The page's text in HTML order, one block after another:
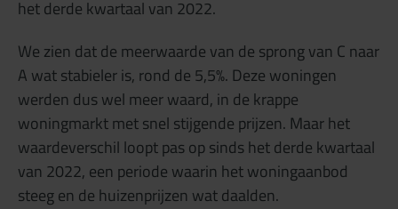
het derde kwartaal van 2022.
We zien dat de meerwaarde van de sprong van C naar
A wat stabieler is, rond de 5,5%. Deze woningen
werden dus wel meer waard, in de krappe
woningmarkt met snel stijgende prijzen. Maar het
waardeverschil loopt pas op sinds het derde kwartaal
van 2022, een periode waarin het woningaanbod
steeg en de huizenprijzen wat daalden.